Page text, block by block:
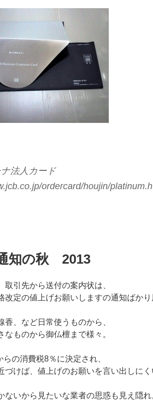
法人カード
ordercard/houjin/
知の秋 2013
取引先から送付の案内状は、
改定の値上げお願いしますの通知ばかり
香、など日常使うものから、
なものから御仏檀まで様々。
らの消費税8％に決定され、
づけば、値上げのお願いを言い出しに
ないから見たいな業者の思惑も見え隠れ